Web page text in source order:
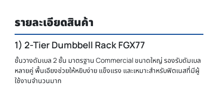
รายละเอียดสินค้า
1) 2-Tier Dumbbell Rack FGX77
ชั้นวางดัมเบล 2 ชั้น มาตรฐาน Commercial ขนาดใหญ่ รองรับดัมเบล
หลายคู่ พื้นเอียงช่วยให้หยิบง่าย แข็งแรง และเหมาะสำหรับฟิตเนสที่มีผู้
ใช้งานจำนวนมาก